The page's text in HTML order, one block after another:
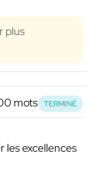
plus
mots TERMINÉ
les excellences